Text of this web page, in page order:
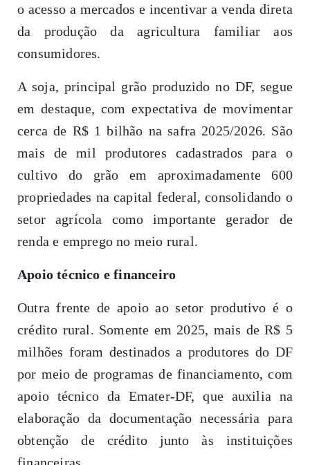
o acesso a mercados e incentivar a venda direta
da produção da agricultura familiar aos
consumidores.
A soja, principal grão produzido no DF, segue
em destaque, com expectativa de movimentar
cerca de R$ 1 bilhão na safra 2025/2026. São
mais de mil produtores cadastrados para o
cultivo do grão em aproximadamente 600
propriedades na capital federal, consolidando o
setor agrícola como importante gerador de
renda e emprego no meio rural.
Apoio técnico e financeiro
Outra frente de apoio ao setor produtivo é o
crédito rural. Somente em 2025, mais de R$ 5
milhões foram destinados a produtores do DF
por meio de programas de financiamento, com
apoio técnico da Emater-DF, que auxilia na
elaboração da documentação necessária para
obtenção de crédito junto às instituições
financeiras.